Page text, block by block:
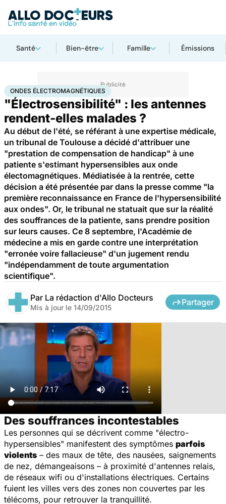
Santé Bien-être Famille Émissions
AccueilSantéOndes électromagnétiques
ONDES ÉLECTROMAGNÉTIQUES
"Électrosensibilité" : les antennes
rendent-elles malades ?
Au début de l'été, se référant à une expertise médicale,
un tribunal de Toulouse a décidé d'attribuer une
"prestation de compensation de handicap" à une
patiente s'estimant hypersensibles aux onde
électomagnétiques. Médiatisée à la rentrée, cette
décision a été présentée par dans la presse comme "la
première reconnaissance en France de l'hypersensibilité
aux ondes". Or, le tribunal ne statuait que sur la réalité
des souffrances de la patiente, sans prendre position
sur leurs causes. Ce 8 septembre, l'Académie de
médecine a mis en garde contre une interprétation
"erronée voire fallacieuse" d'un jugement rendu
"indépendamment de toute argumentation
scientifique".
Par La rédaction d'Allo Docteurs
Mis à jour le 14/09/2015
Partager
Des souffrances incontestables
Les personnes qui se décrivent comme "électro-
hypersensibles" manifestent des symptômes parfois
violents – des maux de tête, des nausées, saignements
de nez, démangeaisons – à proximité d'antennes relais,
de réseaux wifi ou d'installations électriques. Certains
fuient les villes vers des zones non couvertes par les
télécoms, pour retrouver la tranquillité.